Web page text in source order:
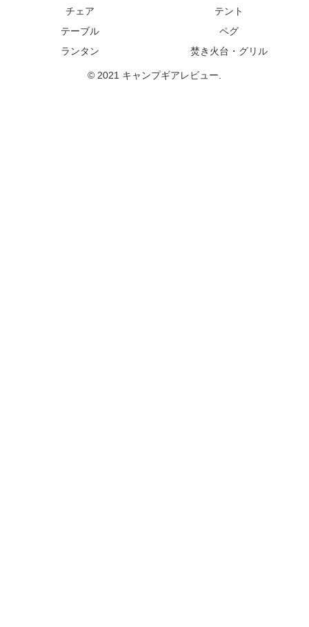
チェア
テント
テーブル
ペグ
ランタン
焚き火台・グリル
© 2021 キャンプギアレビュー.